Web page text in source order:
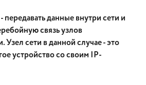
передавать данные внутри сети и
связь узлов
Узел сети в данной случае - это
устройство со своим IP-